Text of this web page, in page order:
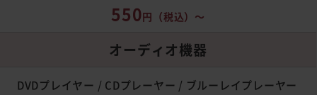
550円 （税込）～
オーディオ機器
DVDプレイヤー / CDプレーヤー / ブルーレイプレーヤー